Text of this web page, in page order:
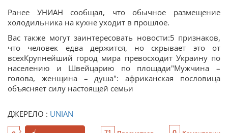
Ранее УНИАН сообщал, что обычное размещение
холодильника на кухне уходит в прошлое.
Вас также могут заинтересовать новости:5 признаков,
что человек едва держится, но скрывает это от
всехКрупнейший город мира превосходит Украину по
населению и Швейцарию по площади"Мужчина –
голова, женщина – душа": африканская пословица
объясняет силу настоящей семьи
ДЖЕРЕЛО : UNIAN